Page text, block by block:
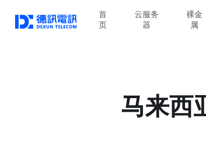
首
页
云服务
器
裸金
属
马来西